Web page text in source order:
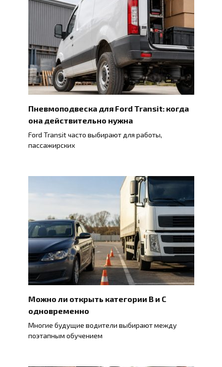
Пневмоподвеска для Ford Transit: когда
она действительно нужна
Ford Transit часто выбирают для работы,
пассажирских
Можно ли открыть категории B и C
одновременно
Многие будущие водители выбирают между
поэтапным обучением